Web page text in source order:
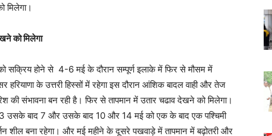
मिलेगा।
को मिलेगा
सक्रिय होने से 4-6 मई के दौरान सम्पूर्ण इलाके में फिर से मौसम में
के उत्तरी हिस्सों में रहेगा इस दौरान आंशिक बादल वाही और तेज
की संभावना बन रही है। फिर से तापमान में उतार चढाव देखने को मिलेगा।
3 उसके बाद 7 और उसके बाद 10 और 14 मई को एक के बाद एक पश्चिमी
शील बना रहेगा। और मई महीने के दूसरे पखवाड़े में तापमान में बढ़ोतरी और